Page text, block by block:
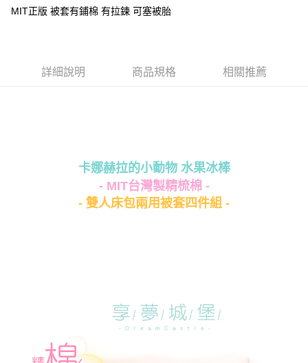
ATM付款
全家★依產品說明
每筆NT$80，滿NT$699(含以上)免運費
MIT正版 被套有鋪棉 有拉鍊 可塞被胎
詳細說明 商品規格 相關推薦
卡娜赫拉的小動物 水果冰棒
- MIT台灣製精梳棉 -
- 雙人床包兩用被套四件組 -